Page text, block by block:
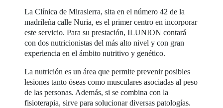
La Clínica de Mirasierra, sita en el número 42 de la
madrileña calle Nuria, es el primer centro en incorporar
este servicio. Para su prestación, ILUNION contará
con dos nutricionistas del más alto nivel y con gran
experiencia en el ámbito nutritivo y genético.
La nutrición es un área que permite prevenir posibles
lesiones tanto óseas como musculares asociadas al peso
de las personas. Además, si se combina con la
fisioterapia, sirve para solucionar diversas patologías.